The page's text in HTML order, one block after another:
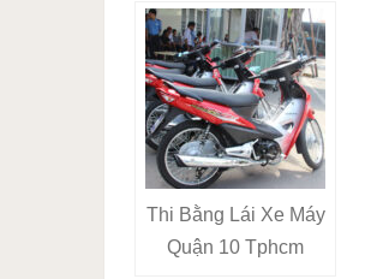
Thi Bằng Lái Xe Máy
Quận 10 Tphcm